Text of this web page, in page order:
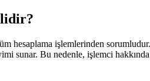
hesaplama işlemlerinden
sunar. Bu nedenle, işlemci